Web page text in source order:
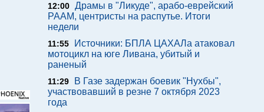
12:00 Драмы в "Ликуде", арабо-еврейский
РААМ, центристы на распутье. Итоги
недели
11:55
Источники: БПЛА ЦАХАЛа атаковал
мотоцикл на юге Ливана, убитый и
раненый
11:29
В Газе задержан боевик "Нухбы",
участвовавший в резне 7 октября 2023
года